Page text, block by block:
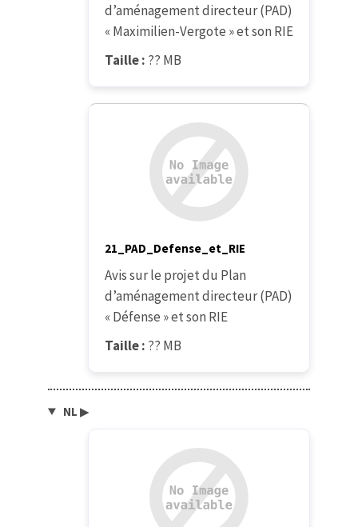
d’aménagement directeur (PAD)
« Maximilien-Vergote » et son RIE
Taille : ?? MB
21_PAD_Defense_et_RIE
Avis sur le projet du Plan
d’aménagement directeur (PAD)
« Défense » et son RIE
Taille : ?? MB
NL ▶